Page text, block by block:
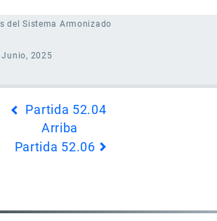
del Sistema Armonizado
2025
Partida 52.04
Arriba
Partida 52.06